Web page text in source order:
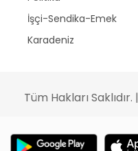
İşçi-Sendika-Emek
Karadeniz
Tüm Hakları Saklıdır. |